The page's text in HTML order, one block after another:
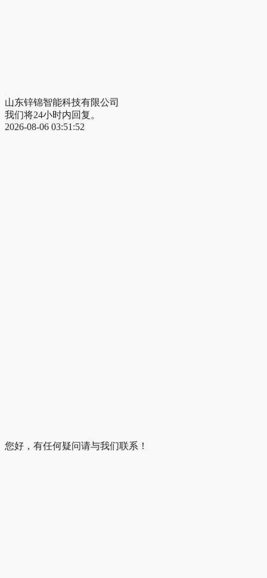
山东锌锦智能科技有限公司
我们将24小时内回复。
2026-08-06 03:51:52
您好，有任何疑问请与我们联系！